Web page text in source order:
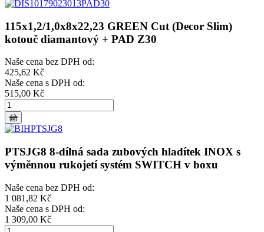
115x1,2/1,0x8x22,23 GREEN Cut (Decor Slim)
kotouč diamantový + PAD Z30
Naše cena bez DPH od:
425,62 Kč
Naše cena s DPH od:
515,00 Kč
PTSJG8 8-dílná sada zubových hladítek INOX s
výměnnou rukojetí systém SWITCH v boxu
Naše cena bez DPH od:
1 081,82 Kč
Naše cena s DPH od:
1 309,00 Kč